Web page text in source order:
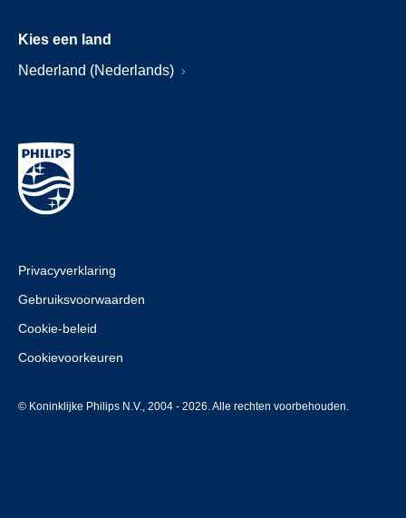
Kies een land
Nederland (Nederlands)
Privacyverklaring
Gebruiksvoorwaarden
Cookie-beleid
Cookievoorkeuren
© Koninklijke Philips N.V., 2004 - 2026. Alle rechten voorbehouden.